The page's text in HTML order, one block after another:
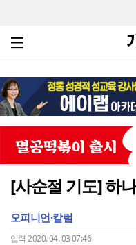
[사순절 기도] 하
오피니언·칼럼
입력 2020. 04. 03 07:46